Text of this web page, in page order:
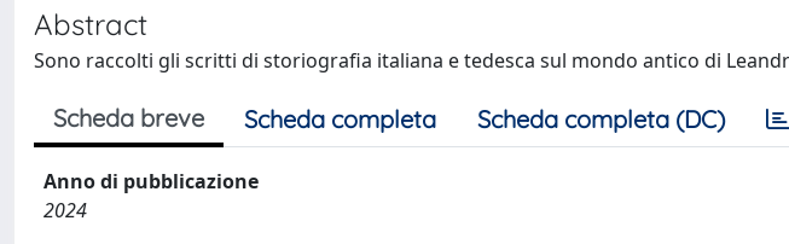
Abstract
Sono raccolti gli scritti di storiografia italiana e tedesca sul mondo antico di
Scheda breve Scheda completa Scheda completa (DC)
Anno di pubblicazione
2024